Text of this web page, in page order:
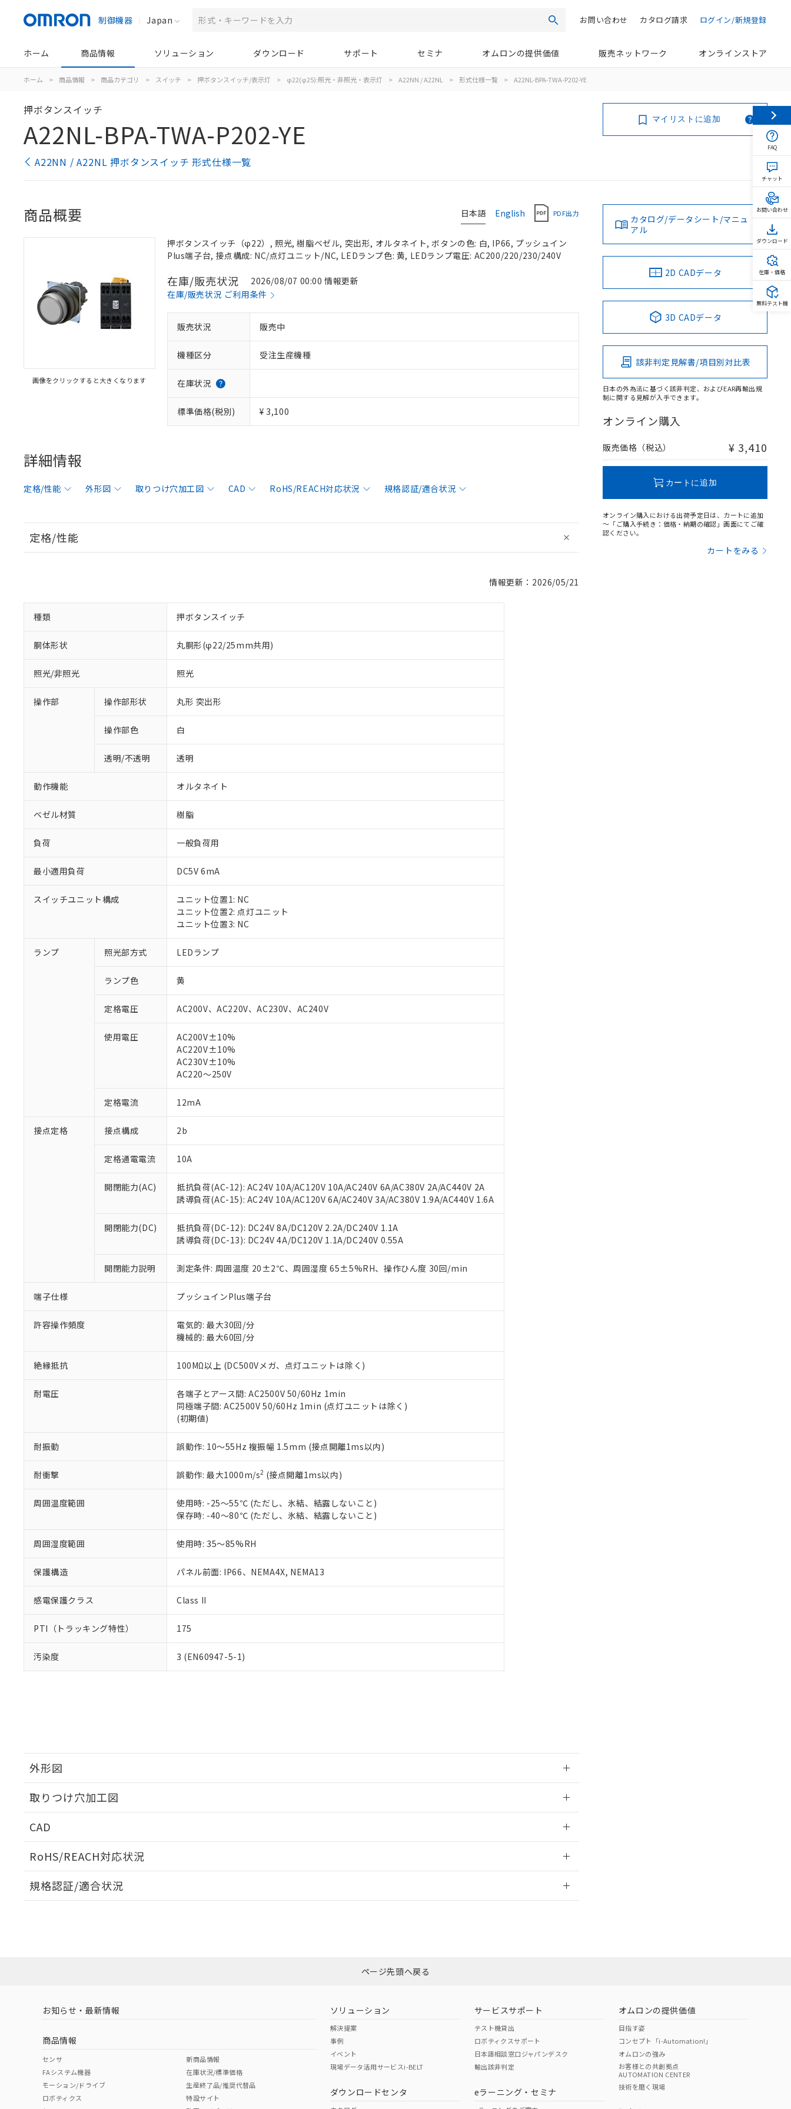
制御機器 Japan 検索 ログイン/新規登録
カタログ請求
お問い合わせ
ホーム 商品情報 ソリューション ダウンロード サポート セミナ オムロンの提供価値 販売ネットワーク オンラインストア
ホーム > 商品情報 > 商品カテゴリ > スイッチ > 押ボタンスイッチ/表示灯 > φ22(φ25):照光・非照光・表示灯 > A22NN / A22NL > 形式仕様一覧 > A22NL-BPA-TWA-P202-YE
押ボタンスイッチ
A22NL-BPA-TWA-P202-YE
A22NN / A22NL 押ボタンスイッチ 形式仕様一覧
マイリストに追加
日本語 English PDF出力
商品概要
画像をクリックすると大きくなります
押ボタンスイッチ（φ22）, 照光, 樹脂ベゼル, 突出形, オルタネイト, ボタンの色: 白, IP66, プッシュイン
Plus端子台, 接点構成: NC/点灯ユニット/NC, LEDランプ色: 黄, LEDランプ電圧: AC200/220/230/240V
在庫/販売状況
2026/08/07 00:00 情報更新
在庫/販売状況 ご利用条件
販売状況 販売中
機種区分 受注生産機種
在庫状況
標準価格(税別) ¥ 3,100
詳細情報
定格/性能 外形図 取りつけ穴加工図 CAD RoHS/REACH対応状況 規格認証/適合状況
定格/性能
情報更新：2026/05/21
種類 押ボタンスイッチ
胴体形状 丸胴形(φ22/25mm共用)
照光/非照光 照光
操作部 操作部形状 丸形 突出形
操作部色 白
透明/不透明 透明
動作機能 オルタネイト
ベゼル材質 樹脂
負荷 一般負荷用
最小適用負荷 DC5V 6mA
スイッチユニット構成
ユニット位置1: NC
ユニット位置2: 点灯ユニット
ユニット位置3: NC
ランプ 照光部方式 LEDランプ
ランプ色 黄
定格電圧 AC200V、AC220V、AC230V、AC240V
使用電圧
AC200V±10%
AC220V±10%
AC230V±10%
AC220～250V
定格電流 12mA
接点定格 接点構成 2b
定格通電電流 10A
開閉能力(AC)
抵抗負荷(AC-12): AC24V 10A/AC120V 10A/AC240V 6A/AC380V 2A/AC440V 2A
誘導負荷(AC-15): AC24V 10A/AC120V 6A/AC240V 3A/AC380V 1.9A/AC440V 1.6A
開閉能力(DC)
抵抗負荷(DC-12): DC24V 8A/DC120V 2.2A/DC240V 1.1A
誘導負荷(DC-13): DC24V 4A/DC120V 1.1A/DC240V 0.55A
開閉能力説明 測定条件: 周囲温度 20±2℃、周囲湿度 65±5%RH、操作ひん度 30回/min
端子仕様 プッシュインPlus端子台
許容操作頻度
電気的: 最大30回/分
機械的: 最大60回/分
絶縁抵抗 100MΩ以上 (DC500Vメガ、点灯ユニットは除く)
耐電圧
各端子とアース間: AC2500V 50/60Hz 1min
同極端子間: AC2500V 50/60Hz 1min (点灯ユニットは除く)
(初期値)
耐振動 誤動作: 10～55Hz 複振幅 1.5mm (接点開離1ms以内)
耐衝撃 誤動作: 最大1000m/s2 (接点開離1ms以内)
周囲温度範囲
使用時: -25～55℃ (ただし、氷結、結露しないこと)
保存時: -40～80℃ (ただし、氷結、結露しないこと)
周囲湿度範囲 使用時: 35～85%RH
保護構造 パネル前面: IP66、NEMA4X, NEMA13
感電保護クラス Class II
PTI（トラッキング特性） 175
汚染度 3 (EN60947-5-1)
外形図
取りつけ穴加工図
CAD
RoHS/REACH対応状況
EU RoHS 注意事項・凡例
ダウンロードはこちら
中国 RoHS 注意事項・凡例
中国 RoHS表
Pb Hg Cr(VI)
規格認証/適合状況
カタログ/データシート/マニュ
アル
2D CADデータ
3D CADデータ
該非判定見解書/項目別対比表
日本の外為法に基づく該非判定、およびEAR再輸出規
制に関する見解が入手できます。
オンライン購入
販売価格（税込） ¥ 3,410
カートに追加
オンライン購入における出荷予定日は、カートに追加
～「ご購入手続き：価格・納期の確認」画面にてご確
認ください。
カートをみる
ご利用条件
以下の条件をお読みいただき、同意のうえご利用ください。
当社制御機器事業取扱商品の中には、本サービスの対象外となる商品もあることをご了承ください。
のであり、閲覧された時点での実際の在庫および標準価格とは異なる場合があることをご了承くださ
当社販売員にご相談ください。
オムロン制御機器販売店や当社販売拠点は「販売ネットワーク
」をご確認ください。
在庫状況および標準価格結果を当社の事前の承諾なく第三者に漏洩または開示しないようお願いしま
マイパーツ機能（部品リスト作成サービス）をご利用いただくには、I-Webメンバーズにご登録され
ている必要があります。
お客様が当ウェブサイト上で当社にご登録された部品リストについて、当社および当社の共同利用者
が、当社の製品・サービスに関するお客様との取引・商談に必要な範囲で利用することをご了承くだ
さい。
※当社の共同利用者とは、
※1 対応状況
対応済み：EU RoHS指令（10物質）の非含有に対応した製品が提供可能な商品です。
対応予定：EU RoHS指令（10物質）の非含有に対応した製品に切り替える予定のある商品です。
対応予定なし：EU RoHS指令（10物質）の非含有に非対応の商品で、対応品を出す予定はありません。
調査・確認中：EU RoHS指令（10物質）の非含有の対応状況を調査中または確認中の商品です。
非該当品：ライセンス料など無形物で、有害物質有無と関係のない商品です。
仕入先様の事情により、非含有部品としていたものが、含有品と判明した場合などやむを得ず変更すること
があります。
鉛(Pb) 1000ppm以下、 水銀(Hg) 1000ppm以下、 カドミウム(Cd) 100ppm以下、
フタル酸エステル類の４物質については閾値を超える意図的な使用がないことを確認しています。
※2 対応予定月
部品在庫の切り替え状況などにより、予定月が前後することがあります。
※3 非含有証明書ダウンロード
下記の非含有証明書をダウンロードすることができます。
51物質の非含有証明書（当社基準）
※本証明書は発行日時点で非含有を証明するもので、過去に遡って非含有を証明するものではありません。
また、RoHS指令のフタル酸エステル類４物質の対応では、対応完了までの期間は出荷製品に未対応品が
混在することから備考欄に対応日を記載しておりました。
既に当社にて対応品への在庫切替を完了していることから、特段のことがない限り、2022年1月12日よ
り割愛しております。
※1 中国RoHS○×表
「○」：最大均質材料含有率が中国RoHSの基準値以下であることを示します。
「×」：最大均質材料含有率が中国RoHSの基準値を超えていることを示します。
「－」：未確認です。当社販売部門へお問い合わせください。
Cr(Ⅵ)(六価クロム) : 1000ppm、 PBBs(ポリ臭化ビフェニル類) : 1000ppm、 PBDEs(ポリ臭化ジフェニルエーテル類) : 1000ppm、
DBP(フタル酸ジブチル) : 1000ppm、 DIBP(フタル酸ジイソブチル) : 1000ppm、 BBP(フタル酸ブチルベンジル) : 1000ppm、
DEHP(フタル酸ビス(2-エチルヘキシル)) : 1000ppm
※2 環境保護使用期限
「ｅ」：有害物質（10物質）のすべてが基準値以下であることを示します。
「10」：通常の使用状況下において有害物質が外部に漏えいし、環境に深刻な影響を及ぼさない年数を意
味します。
などの必要な手続きをとります。
ます。
置等に一切使用いたしません。
当社は、貴社製品を第三者に販売する場合は、上記1、2および3の内容を当該第三者に通知します。
また当社は、販売先および販売に係わる関係者が違法に輸出するおそれがある場合は、取り引きをい
たしません。
合意する キャンセル
△ 一定数には満たないが在庫あり
機器販売店・当社販売員にご確認ください)
白
ページ先頭へ戻る
お知らせ・最新情報
商品情報
センサ
FAシステム機器
モーション/ドライブ
ロボティクス
新商品情報
在庫状況/標準価格
生産終了品/推奨代替品
特設サイト
ソリューション
解決提案
事例
イベント
現場データ活用サービスi-BELT
ダウンロードセンタ
サービスサポート
テスト機貸出
ロボティクスサポート
日本語相談窓口ジャパンデスク
輸出該非判定
eラーニング・セミナ
オムロンの提供価値
目指す姿
コンセプト「i-Automation!」
オムロンの強み
お客様との共創拠点
AUTOMATION CENTER
技術を磨く現場
FAQ
チャット
お問い合わせ
ダウンロード
在庫・価格
無料テスト機